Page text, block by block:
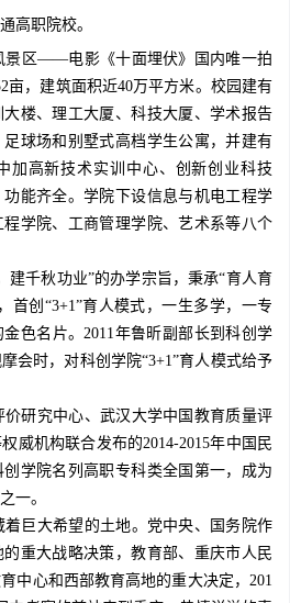
高职院校。
景区——电影《十面埋伏》国内唯一拍
亩，建筑面积近40万平方米。校园建有
楼、理工大厦、科技大厦、学术报告
球场和别墅式高档学生公寓，并建有
加高新技术实训中心、创新创业科技
能齐全。学院下设信息与机电工程学
学院、工商管理学院、艺术系等八个
建千秋功业”的办学宗旨，秉承“育人育
首创“3+1”育人模式，一生多学，一专
色名片。2011年鲁昕副部长到科创学
会时，对科创学院“3+1”育人模式给予
价研究中心、武汉大学中国教育质量评
威机构联合发布的2014-2015年中国民
学院名列高职专科类全国第一，成为
一。
大希望的土地。党中央、国务院作
重大战略决策，教育部、重庆市人民
中心和西部教育高地的重大决定，201